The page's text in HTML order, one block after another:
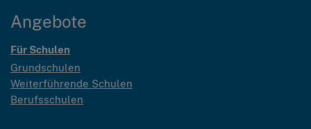
Angebote
Für Schulen
Grundschulen
Weiterführende Schulen
Berufsschulen